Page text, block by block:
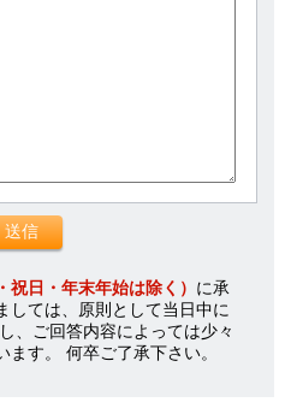
日・年末年始は除く） に承
しては、原則として当日中に
、ご回答内容によっては少々
す。 何卒ご了承下さい。